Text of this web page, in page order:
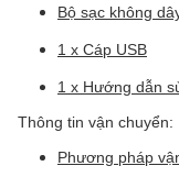
Bộ sạc không
1 x Cáp USB
1 x Hướng dẫn
Thông tin vận chuyển:
Phương pháp